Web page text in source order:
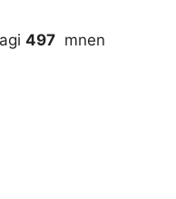
497 mnen